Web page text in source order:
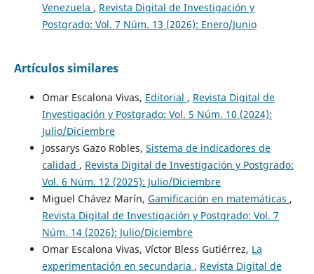
Venezuela , Revista Digital de Investigación y
Postgrado: Vol. 7 Núm. 13 (2026): Enero/Junio
Artículos similares
Omar Escalona Vivas, Editorial , Revista Digital de
Investigación y Postgrado: Vol. 5 Núm. 10 (2024):
Julio/Diciembre
Jossarys Gazo Robles, Sistema de indicadores de
calidad , Revista Digital de Investigación y Postgrado:
Vol. 6 Núm. 12 (2025): Julio/Diciembre
Miguel Chávez Marín, Gamificación en matemáticas ,
Revista Digital de Investigación y Postgrado: Vol. 7
Núm. 14 (2026): Julio/Diciembre
Omar Escalona Vivas, Víctor Bless Gutiérrez, La
experimentación en secundaria , Revista Digital de